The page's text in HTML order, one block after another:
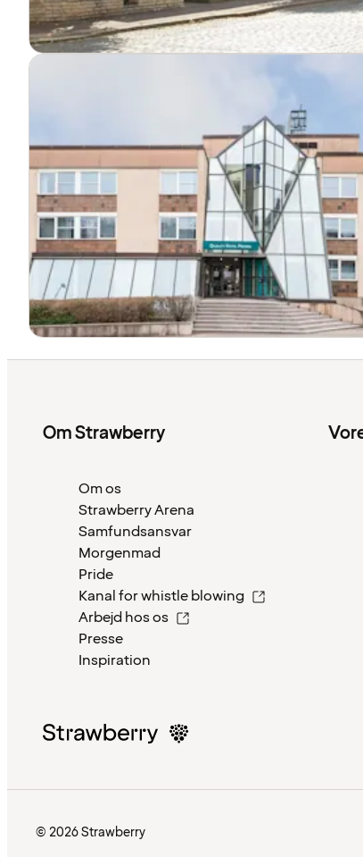
Om Strawberry
Om os
Strawberry Arena
Samfundsansvar
Morgenmad
Pride
Kanal for whistle blowing
Arbejd hos os
Presse
Inspiration
© 2026 Strawberry